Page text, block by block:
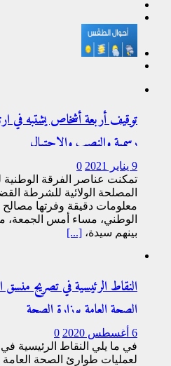
توقيف أربعة أشخاص يشتبه في
رسمية والنصب والاحتيال
9 يناير 2021
0
تمكنت عناصر الفرقة
المصلحة الولائية للشرطة
معلومات دقيقة وفرتها مصالح
الوطني، مساء أمس
بينهم سيدة، [...]
النقاط الرئيسية في تصريح منسق
الصحة العامة بوزارة الصحة
6 أغسطس 2020
0
في ما يلي النقاط الرئيسية
لعمليات طوارئ الصحة العامة